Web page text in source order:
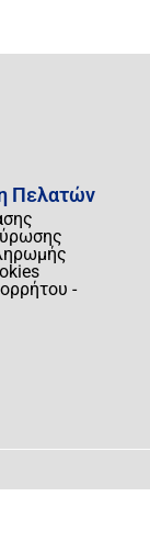
Πελατών
-